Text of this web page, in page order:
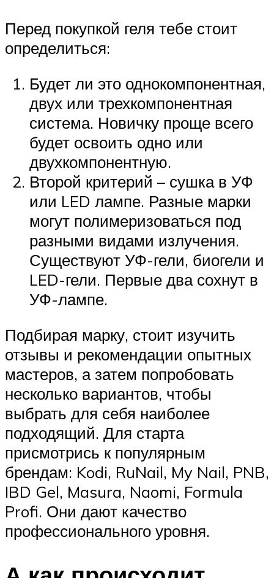
Перед покупкой геля тебе стоит
определиться:
Будет ли это однокомпонентная,
двух или трехкомпонентная
система. Новичку проще всего
будет освоить одно или
двухкомпонентную.
Второй критерий – сушка в УФ
или LED лампе. Разные марки
могут полимеризоваться под
разными видами излучения.
Существуют УФ-гели, биогели и
LED-гели. Первые два сохнут в
УФ-лампе.
Подбирая марку, стоит изучить
отзывы и рекомендации опытных
мастеров, а затем попробовать
несколько вариантов, чтобы
выбрать для себя наиболее
подходящий. Для старта
присмотрись к популярным
брендам: Kodi, RuNail, My Nail, PNB,
IBD Gel, Masura, Naomi, Formula
Profi. Они дают качество
профессионального уровня.